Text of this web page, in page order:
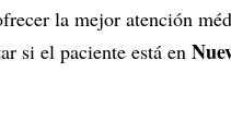
la mejor atención
si el paciente está en